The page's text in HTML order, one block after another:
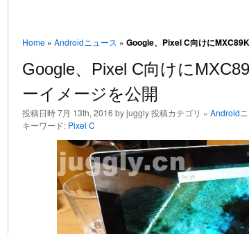
Home » Androidニュース » Google、Pixel C向けに
Google、Pixel C向けに
ーイメージを公開
投稿日時 7月 13th, 2016 by juggly 投稿カテゴリ » Android
キーワード: Pixel C